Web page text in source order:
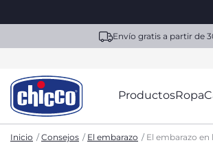
Envío gratis a partir de
ProductosRopa
Inicio Consejos El embarazo El embarazo en